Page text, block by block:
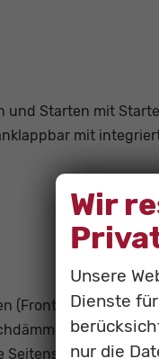
und Starten mit
mit
(Frontscheibe und
Seitenscheiben
Wir
Unsere
Dienste
nur die